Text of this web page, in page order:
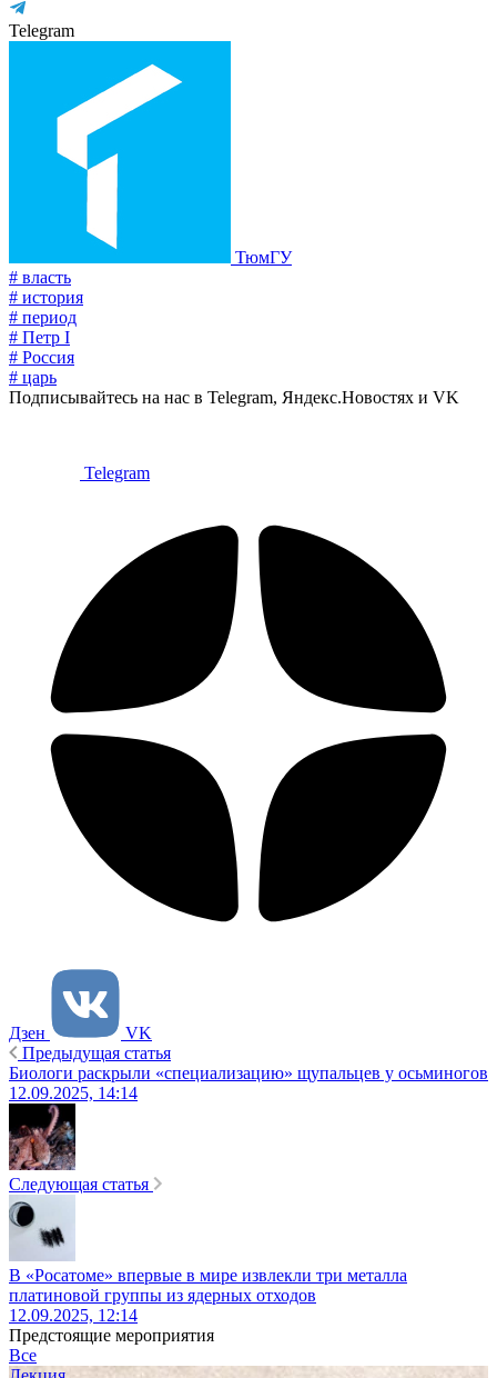
Telegram
ТюмГУ
# власть
# история
# период
# Петр I
# Россия
# царь
Подписывайтесь на нас в Telegram, Яндекс.Новостях и VK
Telegram
Дзен
VK
Предыдущая статья
Биологи раскрыли «специализацию» щупальцев у осьминогов
12.09.2025, 14:14
Следующая статья
В «Росатоме» впервые в мире извлекли три металла
платиновой группы из ядерных отходов
12.09.2025, 12:14
Предстоящие мероприятия
Все